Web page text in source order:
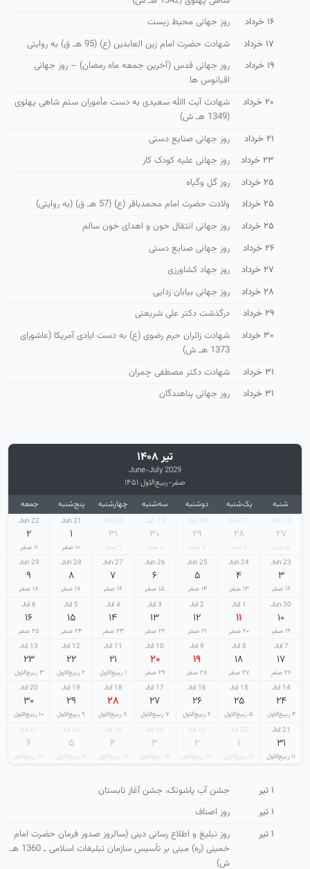
۱۶ خرداد
روز جهانی محیط زیست
۱۷ خرداد
شهادت حضرت امام زین العابدین (ع) (95 هـ ق) به روایتی
۱۹ خرداد
روز جهانی قدس (آخرین جمعه ماه رمضان) – روز جهانی
اقیانوس ها
۲۰ خرداد
شهادت آیت االله سعیدی به دست مأموران ستم شاهی پهلوی
(1349 هـ ش)
۲۱ خرداد
روز جهانی صنایع دستی
۲۳ خرداد
روز جهانی علیه کودک کار
۲۵ خرداد
روز گل وگیاه
۲۵ خرداد
ولادت حضرت امام محمدباقر (ع) (57 هـ ق) (به روایتی)
۲۵ خرداد
روز جهانی انتقال خون و اهدای خون سالم
۲۶ خرداد
روز جهانی صنایع دستی
۲۷ خرداد
روز جهاد کشاورزی
۲۸ خرداد
روز جهانی بیابان زدایی
۲۹ خرداد
درگذشت دکتر علی شریعتی
۳۰ خرداد
شهادت زائران حرم رضوی (ع) به دست ایادی آمریكا (عاشورای
1373 هـ ش)
۳۱ خرداد
شهادت دکتر مصطفی چمران
۳۱ خرداد
روز جهانی پناهندگان
تیر ۱۴۰۸
June-July 2029
صفر-ربیع‌الاول ۱۴۵۱
شنبه یک‌شنبه دوشنبه سه‌شنبه چهارشنبه پنج‌شنبه جمعه
16 Jun
۲۷
۵ صفر
17 Jun
۲۸
۶ صفر
18 Jun
۲۹
۷ صفر
19 Jun
۳۰
۸ صفر
20 Jun
۳۱
۹ صفر
21 Jun
۱
۱۰ صفر
22 Jun
۲
۱۱ صفر
23 Jun
۳
۱۲ صفر
24 Jun
۴
۱۳ صفر
25 Jun
۵
۱۴ صفر
26 Jun
۶
۱۵ صفر
27 Jun
۷
۱۶ صفر
28 Jun
۸
۱۷ صفر
29 Jun
۹
۱۸ صفر
30 Jun
۱۰
۱۹ صفر
1 Jul
۱۱
۲۰ صفر
2 Jul
۱۲
۲۱ صفر
3 Jul
۱۳
۲۲ صفر
4 Jul
۱۴
۲۳ صفر
5 Jul
۱۵
۲۴ صفر
6 Jul
۱۶
۲۵ صفر
7 Jul
۱۷
۲۶ صفر
8 Jul
۱۸
۲۷ صفر
9 Jul
۱۹
۲۸ صفر
10 Jul
۲۰
۲۹ صفر
11 Jul
۲۱
۱ ربیع‌الاول
12 Jul
۲۲
۲ ربیع‌الاول
13 Jul
۲۳
۳ ربیع‌الاول
14 Jul
۲۴
۴ ربیع‌الاول
15 Jul
۲۵
۵ ربیع‌الاول
16 Jul
۲۶
۶ ربیع‌الاول
17 Jul
۲۷
۷ ربیع‌الاول
18 Jul
۲۸
۸ ربیع‌الاول
19 Jul
۲۹
۹ ربیع‌الاول
20 Jul
۳۰
۱۰ ربیع‌الاول
21 Jul
۳۱
۱۱ ربیع‌الاول
22 Jul
۱
۱۲ ربیع‌الاول
23 Jul
۲
۱۳ ربیع‌الاول
24 Jul
۳
۱۴ ربیع‌الاول
25 Jul
۴
۱۵ ربیع‌الاول
26 Jul
۵
۱۶ ربیع‌الاول
27 Jul
۶
۱۷ ربیع‌الاول
۱ تیر
جشن آب پاشونک، جشن آغاز تابستان
۱ تیر
روز اصناف
۱ تیر
روز تبلیغ و اطلاع رسانی دینی (سالروز صدور فرمان حضرت امام
خمینی (ره) مبنی بر تأسیس سازمان تبلیغات اسلامی ـ 1360 هـ
ش)